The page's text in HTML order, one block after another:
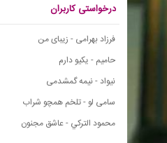
درخواستی کاربران
فرزاد بهرامی - زیبای من
حامیم - یکیو دارم
نیواد - نیمه گمشدمی
سامی لو - تلخم همچو شراب
محمود التركي - عاشق مجنون